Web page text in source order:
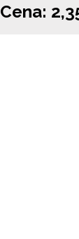
Cena: